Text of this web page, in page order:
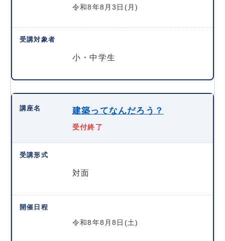
令和8年8月3日(月)
小・中学生
建築ってなんだろう？
受付終了
対面
令和8年8月8日(土)